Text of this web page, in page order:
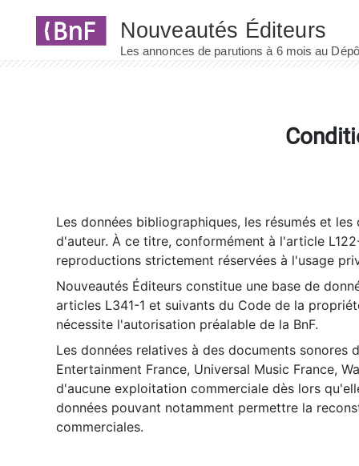
Les données bibliographiques, les résumés et
d'auteur. À ce titre, conformément à l'article
reproductions strictement réservées à l'usage
Nouveautés Éditeurs constitue une base de
articles L341-1 et suivants du Code de la
nécessite l'autorisation préalable de la BnF.
Les données relatives à des documents sonores
Entertainment France, Universal Music France,
d'aucune exploitation commerciale dès lors
données pouvant notamment permettre la
commerciales.